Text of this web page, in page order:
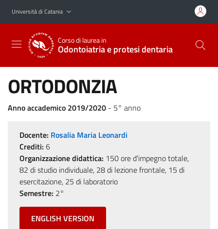
Vai al contenuto principale
Vai al menu di navigazione
Università di Catania
Corso di laurea in
Odontoiatria e protesi dentaria
ORTODONZIA
Anno accademico 2019/2020 - 5° anno
Docente: Rosalia Maria Leonardi
Crediti: 6
Organizzazione didattica: 150 ore d'impegno totale,
82 di studio individuale, 28 di lezione frontale, 15 di
esercitazione, 25 di laboratorio
Semestre: 2°
ENGLISH VERSION